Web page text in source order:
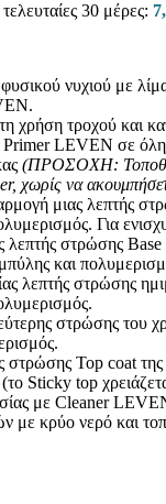
30 μέρες:
νυχιού με
χρήση τροχού και
LEVEN σε όλη
(ΠΡΟΣΟΧΗ:
, χωρίς να
μιας λεπτής
Για
λεπτής στρώσης
και
λεπτής στρώσης
στρώσης του
Top coat της
Sticky top
με Cleaner
με κρύο νερό και